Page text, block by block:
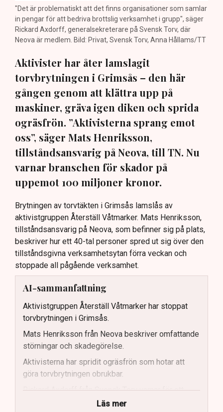
"Det är problematiskt att det finns organisationer som samlar
in pengar för att bedriva brottslig verksamhet i grupp", säger
Rickard Axdorff, generalsekreterare på Svensk Torv, där
Neova är medlem. Bild: Privat, Svensk Torv, Anna Hållams/TT
Aktivister har åter lamslagit
torvbrytningen i Grimsås – den här
gången genom att klättra upp på
maskiner, gräva igen diken och sprida
ogräsfrön. ”Aktivisterna sprang emot
oss”, säger Mats Henriksson,
tillståndsansvarig på Neova, till TN. Nu
varnar branschen för skador på
uppemot 100 miljoner kronor.
Brytningen av torvtäkten i Grimsås lamslås av
aktivistgruppen Återställ Våtmarker. Mats Henriksson,
tillståndsansvarig på Neova, som befinner sig på plats,
beskriver hur ett 40-tal personer spred ut sig över den
tillståndsgivna verksamhetsytan förra veckan och
stoppade all pågående verksamhet.
AI-sammanfattning
Aktivistgruppen Återställ Våtmarker har stoppat
torvbrytningen i Grimsås.
Mats Henriksson från Neova beskriver omfattande
störningar och skadegörelse.
Aktivisterna har spridit ogräsfrön som hotar att
göra torvbrytningen obrukbar.
Rickard Axdorff från Svensk Torv varnar för ett
stort ekonomiskt sabotage.
Läs mer